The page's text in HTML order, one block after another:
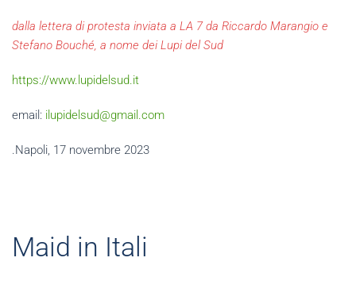
dalla lettera di protesta inviata a LA 7 da Riccardo Marangio e
Stefano Bouché, a nome dei Lupi del Sud
https://www.lupidelsud.it
email: ilupidelsud@gmail.com
.Napoli, 17 novembre 2023
Maid in Itali